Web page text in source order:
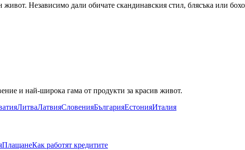
живот. Независимо дали обичате скандинавския стил, блясъка или
и най-широка гама от продукти за красив живот.
ЛитваЛатвияСловенияБългарияЕстонияИталия
ПлащанеКак работят кредитите